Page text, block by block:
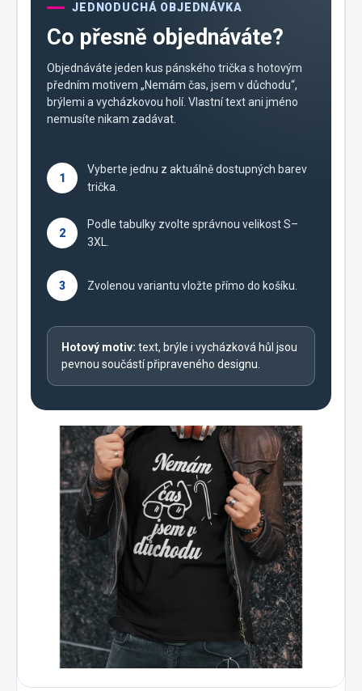
JEDNODUCHÁ OBJEDNÁVKA
Co přesně objednáváte?
Objednáváte jeden kus pánského trička s hotovým
předním motivem „Nemám čas, jsem v důchodu“,
brýlemi a vycházkovou holí. Vlastní text ani jméno
nemusíte nikam zadávat.
1
Vyberte jednu z aktuálně dostupných barev
trička.
2
Podle tabulky zvolte správnou velikost S–
3XL.
3 Zvolenou variantu vložte přímo do košíku.
Hotový motiv: text, brýle i vycházková hůl jsou
pevnou součástí připraveného designu.